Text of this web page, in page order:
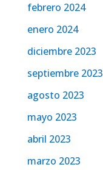
febrero 2024
enero 2024
diciembre 2023
septiembre 2023
agosto 2023
mayo 2023
abril 2023
marzo 2023